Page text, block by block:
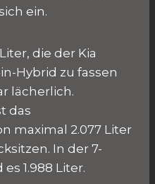
ein.
die der Kia
Hybrid zu fassen
lächerlich.
das
maximal 2.077 Liter
In der 7-
1.988 Liter.